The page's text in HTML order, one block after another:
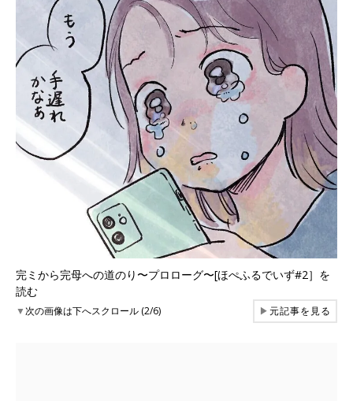
完ミから完母への道のり〜プロローグ〜[ほぺふるでいず#2］を
読む
▼次の画像は下へスクロール (2/6) ▶元記事を見る